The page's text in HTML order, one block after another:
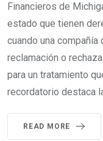
Financieros de
estado que tienen
cuando una
reclamación o
para un tratamiento
recordatorio destaca
READ MORE